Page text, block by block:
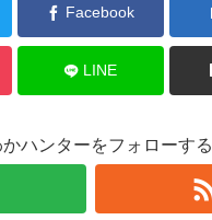
Facebook
LINE
かハンターをフォローする